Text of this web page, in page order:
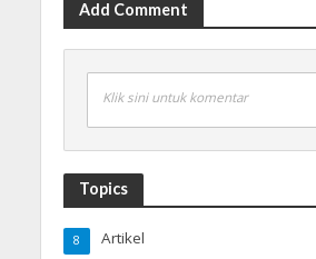
Add Comment
Klik sini untuk komentar
Topics
Artikel
8